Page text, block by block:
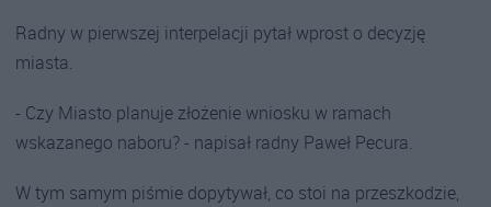
Radny w pierwszej interpelacji pytał wprost o decyzję
miasta.
- Czy Miasto planuje złożenie wniosku w ramach
wskazanego naboru? - napisał radny Paweł Pecura.
W tym samym piśmie dopytywał, co stoi na przeszkodzie,